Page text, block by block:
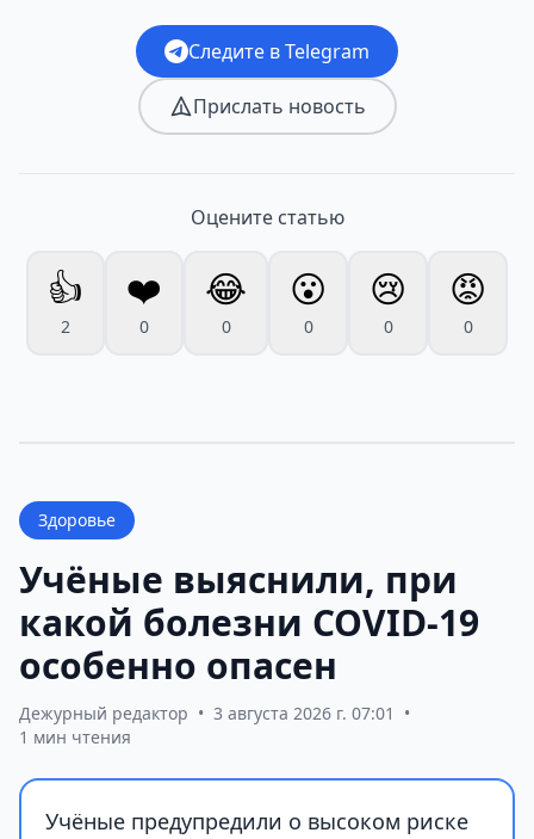
Следите в Telegram
Прислать новость
Оцените статью
👍
2
❤️
0
😂
0
😮
0
😢
0
😡
0
Здоровье
Учёные выяснили, при
какой болезни COVID-19
особенно опасен
Дежурный редактор • 3 августа 2026 г. 07:01
•
1 мин чтения
Учёные предупредили о высоком риске